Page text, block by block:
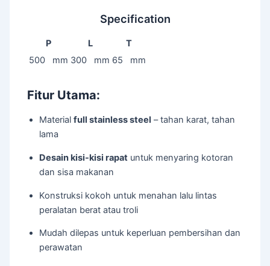
Specification
P L
T
500 mm 300 mm 65 mm
Fitur Utama:
Materialfull stainless steel – tahan karat, tahan
lama
Desain kisi-kisi rapat untuk menyaring kotoran
dan sisa makanan
Konstruksi kokoh untuk menahan lalu lintas
peralatan berat atau troli
Mudah dilepas untuk keperluan pembersihan dan
perawatan